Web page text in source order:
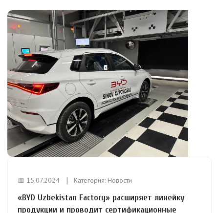
📅 15.07.2024 Категория: Новости
«BYD Uzbekistan Factory» расширяет линейку
продукции и проводит сертификационные